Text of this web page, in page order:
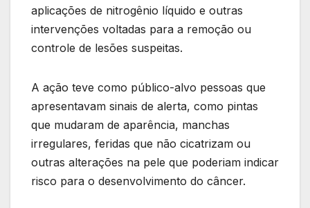
aplicações de nitrogênio líquido e outras
intervenções voltadas para a remoção ou
controle de lesões suspeitas.
A ação teve como público-alvo pessoas que
apresentavam sinais de alerta, como pintas
que mudaram de aparência, manchas
irregulares, feridas que não cicatrizam ou
outras alterações na pele que poderiam indicar
risco para o desenvolvimento do câncer.